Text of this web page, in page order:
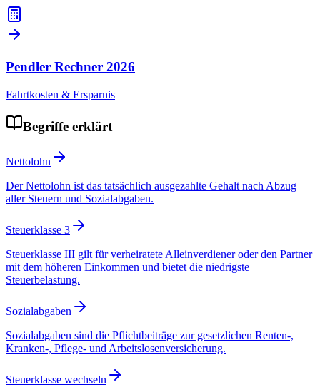
Pendler Rechner 2026
Fahrtkosten & Ersparnis
Begriffe erklärt
Nettolohn
Der Nettolohn ist das tatsächlich ausgezahlte Gehalt nach Abzug
aller Steuern und Sozialabgaben.
Steuerklasse 3
Steuerklasse III gilt für verheiratete Alleinverdiener oder den Partner
mit dem höheren Einkommen und bietet die niedrigste
Steuerbelastung.
Sozialabgaben
Sozialabgaben sind die Pflichtbeiträge zur gesetzlichen Renten-,
Kranken-, Pflege- und Arbeitslosenversicherung.
Steuerklasse wechseln